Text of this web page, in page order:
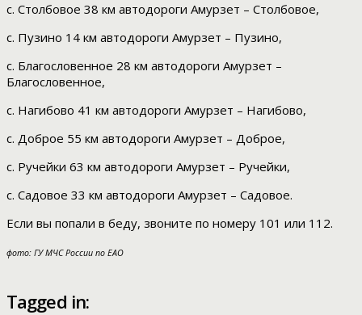
с. Столбовое 38 км автодороги Амурзет – Столбовое,
с. Пузино 14 км автодороги Амурзет – Пузино,
с. Благословенное 28 км автодороги Амурзет –
Благословенное,
с. Нагибово 41 км автодороги Амурзет – Нагибово,
с. Доброе 55 км автодороги Амурзет – Доброе,
с. Ручейки 63 км автодороги Амурзет – Ручейки,
с. Садовое 33 км автодороги Амурзет – Садовое.
Если вы попали в беду, звоните по номеру 101 или 112.
фото: ГУ МЧС России по ЕАО
Tagged in: